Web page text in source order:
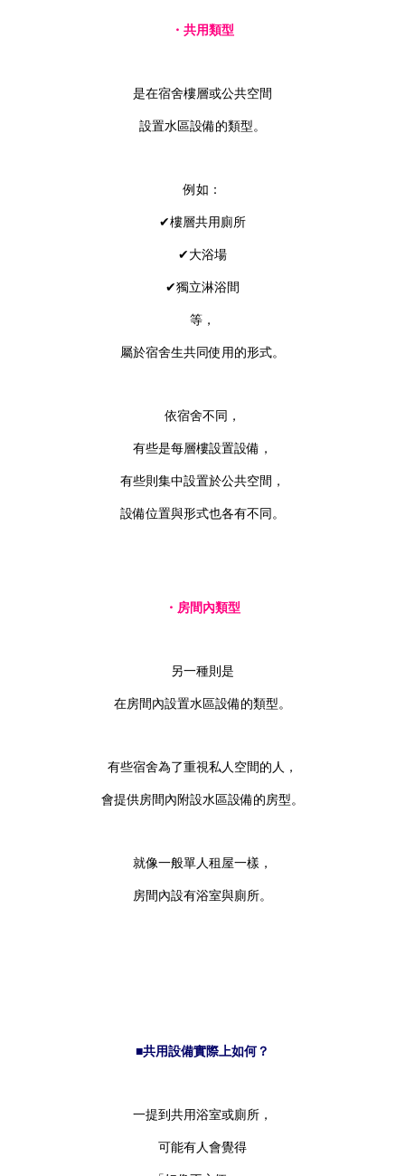
・共用類型
是在宿舍樓層或公共空間
設置水區設備的類型。
例如：
✔樓層共用廁所
✔大浴場
✔獨立淋浴間
等，
屬於宿舍生共同使用的形式。
依宿舍不同，
有些是每層樓設置設備，
有些則集中設置於公共空間，
設備位置與形式也各有不同。
・房間內類型
另一種則是
在房間內設置水區設備的類型。
有些宿舍為了重視私人空間的人，
會提供房間內附設水區設備的房型。
就像一般單人租屋一樣，
房間內設有浴室與廁所。
■共用設備實際上如何？
一提到共用浴室或廁所，
可能有人會覺得